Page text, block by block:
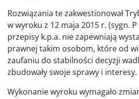
Rozwiązania te zakwestionował
w wyroku z 12 maja 2015 r. (sygn. P
przepisy k.p.a. nie zapewniają
prawnej takim osobom, które od
zaufaniu do stabilności decyzji
zbudowały swoje sprawy i interesy.
Wykonanie wyroku wymagało